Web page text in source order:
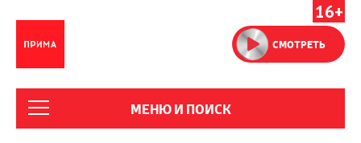
16+
СМОТРЕТЬ
МЕНЮ И ПОИСК